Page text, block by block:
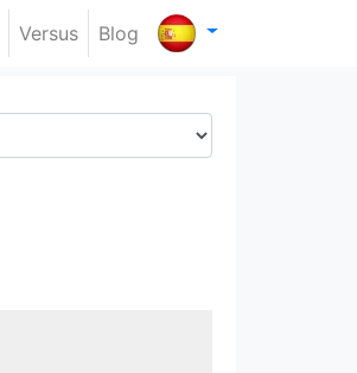
Versus Blog